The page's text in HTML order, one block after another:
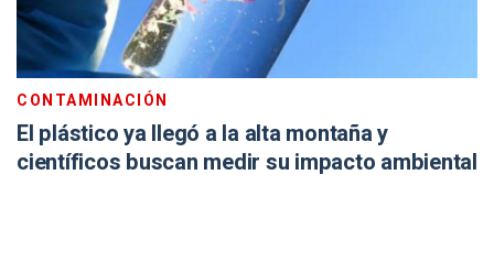
CONTAMINACIÓN
El plástico ya llegó a la alta montaña y
científicos buscan medir su impacto ambiental